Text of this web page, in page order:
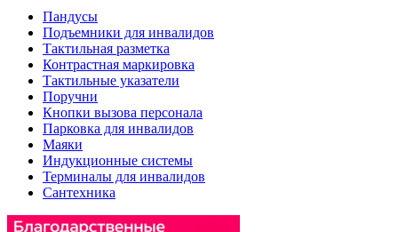
Пандусы
Подъемники для инвалидов
Тактильная разметка
Контрастная маркировка
Тактильные указатели
Поручни
Кнопки вызова персонала
Парковка для инвалидов
Маяки
Индукционные системы
Терминалы для инвалидов
Сантехника